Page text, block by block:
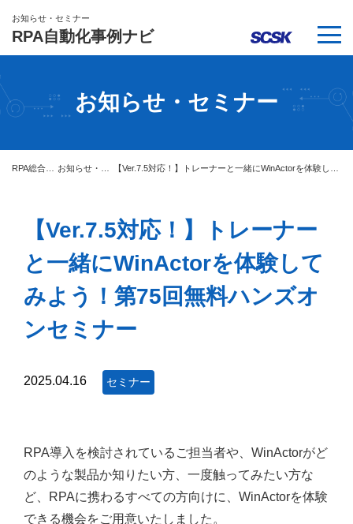
お知らせ・セミナー
RPA自動化事例ナビ
お知らせ・セミナー
【Ver.7.5対応！】トレーナー
と一緒にWinActorを体験して
みよう！第75回無料ハンズオ
ンセミナー
2025.04.16 セミナー
RPA導入を検討されているご担当者や、WinActorがど
のような製品か知りたい方、一度触ってみたい方な
ど、RPAに携わるすべての方向けに、WinActorを体験
できる機会をご用意いたしました。